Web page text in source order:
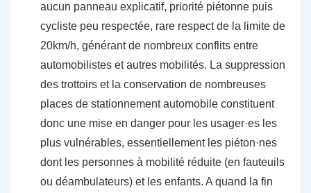
aucun panneau explicatif, priorité piétonne puis
cycliste peu respectée, rare respect de la limite de
20km/h, générant de nombreux conflits entre
automobilistes et autres mobilités. La suppression
des trottoirs et la conservation de nombreuses
places de stationnement automobile constituent
donc une mise en danger pour les usager·es les
plus vulnérables, essentiellement les piéton·nes
dont les personnes à mobilité réduite (en fauteuils
ou déambulateurs) et les enfants. A quand la fin